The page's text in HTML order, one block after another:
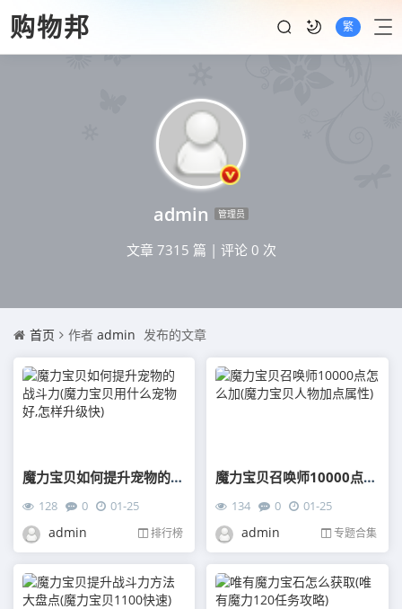
购物邦 繁
admin 管理员
文章 7315 篇 | 评论 0 次
首页 作者 admin 发布的文章
魔力宝贝如何提升宠物的战斗力(魔力宝贝用什么宠物好,怎样升级快)
128 0 01-25
admin 排行榜
魔力宝贝召唤师10000点怎么加(魔力宝贝人物加点属性)
134 0 01-25
admin 专题合集